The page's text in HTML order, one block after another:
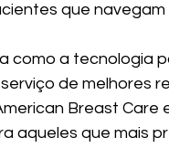
que
como a tecnologia
de melhores
Breast Care
aqueles que mais